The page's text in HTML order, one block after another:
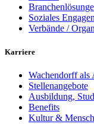
Soziales
Verbände /
Karriere
Wachendorff als
Stellenangebote
Ausbildung,
Benefits
Kultur &